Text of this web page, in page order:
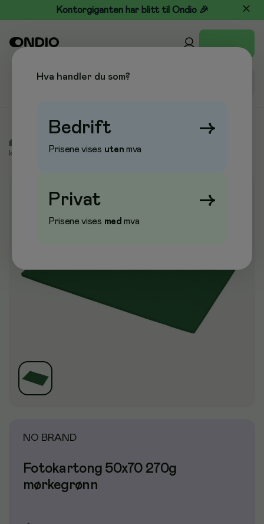
Kontorgiganten har blitt til Ondio 🎉
kartong
Plakatkartong
NO BRAND
Fotokartong 50x70 270g
mørkegrønn
Hva handler du som?
Bedrift →
Prisene vises uten mva
Privat →
Prisene vises med mva